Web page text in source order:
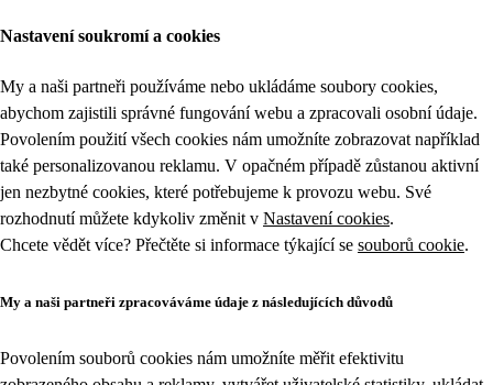
Nastavení soukromí a cookies
My a naši partneři používáme nebo ukládáme soubory cookies,
abychom zajistili správné fungování webu a zpracovali osobní údaje.
Povolením použití všech cookies nám umožníte zobrazovat například
také personalizovanou reklamu. V opačném případě zůstanou aktivní
jen nezbytné cookies, které potřebujeme k provozu webu. Své
rozhodnutí můžete kdykoliv změnit v Nastavení cookies.
Chcete vědět více? Přečtěte si informace týkající se souborů cookie.
My a naši partneři zpracováváme údaje z následujících důvodů
Povolením souborů cookies nám umožníte měřit efektivitu